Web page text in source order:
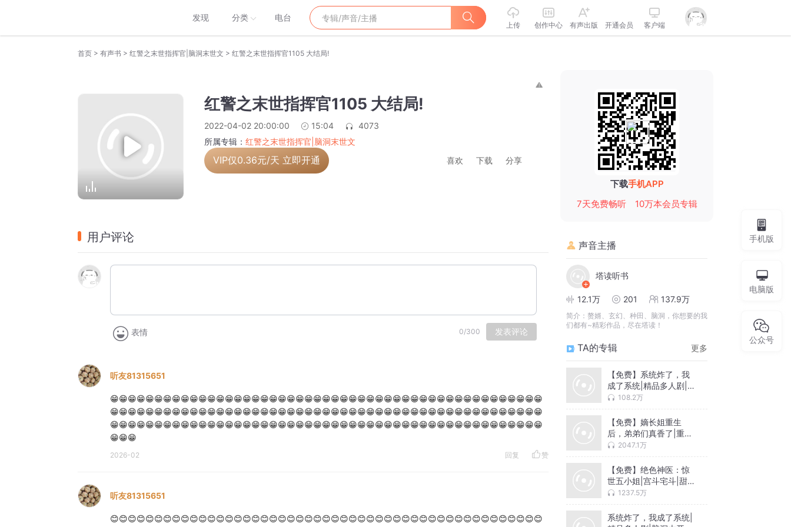
发现 分类 电台
上传 创作中心 有声出版 开通会员 客户端
首页 > 有声书 > 红警之末世指挥官|脑洞末世文 > 红警之末世指挥官1105 大结局!
红警之末世指挥官1105 大结局!
2022-04-02 20:00:00 15:04
4073
所属专辑： 红警之末世指挥官|脑洞末世文
VIP仅0.36元/天 立即开通 喜欢 下载 分享
用户评论
表情 0/300 发表评论
听友81315651
😁😁😁😁😁😁😁😁😁😁😁😁😁😁😁😁😁😁😁😁😁😁😁😁😁😁😁😁😁😁😁😁😁😁😁😁😁😁😁😁😁😁😁😁😁😁😁😁😁
😁😁😁😁😁😁😁😁😁😁😁😁😁😁😁😁😁😁😁😁😁😁😁😁😁😁😁😁😁😁😁😁😁😁😁😁😁😁😁😁😁😁😁😁😁😁😁😁😁
😁😁😁😁😁😁😁😁😁😁😁😁😁😁😁😁😁😁😁😁😁😁😁😁😁😁😁😁😁😁😁😁😁😁😁😁😁😁😁😁😁😁😁😁😁😁😁😁😁
😁😁😁
2026-02 回复 赞
听友81315651
😊😊😊😊😊😊😊😊😊😊😊😊😊😊😊😊😊😊😊😊😊😊😊😊😊😊😊😊😊😊😊😊😊😊😊😊😊😊😊😊😊😊😊😊😊😊😊😊😊
下载手机APP
7天免费畅听
10万本会员专辑
声音主播
塔读听书
12.1万 201 137.9万
简介： 赘婿、玄幻、种田、脑洞，你想要的我
们都有~精彩作品，尽在塔读！
TA的专辑 更多
【免费】系统炸了，我
成了系统|精品多人剧|脑
洞大开包你爽
108.2万
【免费】嫡长姐重生
后，弟弟们真香了|重生|
古言|先婚后爱
2047.1万
【免费】绝色神医：惊
世五小姐|宫斗宅斗|甜宠
多播1237.5万
系统炸了，我成了系统|
手机版
电脑版
公众号